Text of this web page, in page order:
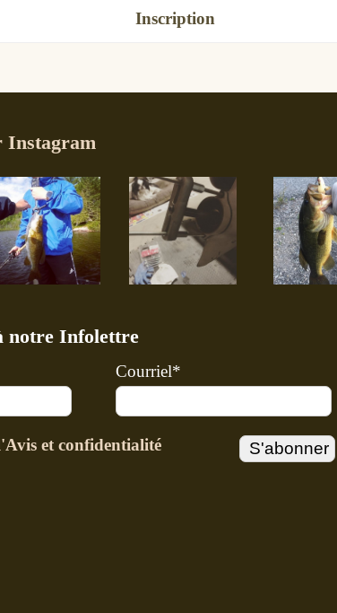
Inscription
Instagram
notre Infolettre
Courriel*
et confidentialité